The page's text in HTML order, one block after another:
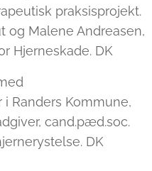
praksisprojekt.
og Malene Andreasen,
Hjerneskade. DK
Randers Kommune,
cand.pæd.soc.
DK